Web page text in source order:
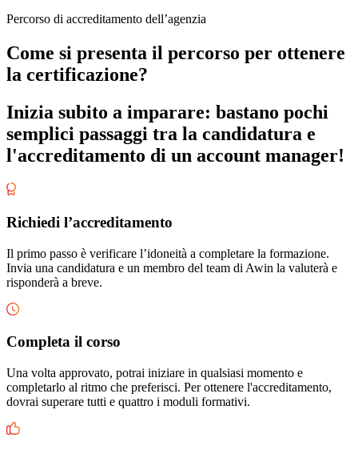
Percorso di accreditamento dell’agenzia
Come si presenta il percorso per ottenere
la certificazione?
Inizia subito a imparare: bastano pochi
semplici passaggi tra la candidatura e
l'accreditamento di un account manager!
Richiedi l’accreditamento
Il primo passo è verificare l’idoneità a completare la formazione.
Invia una candidatura e un membro del team di Awin la valuterà e
risponderà a breve.
Completa il corso
Una volta approvato, potrai iniziare in qualsiasi momento e
completarlo al ritmo che preferisci. Per ottenere l'accreditamento,
dovrai superare tutti e quattro i moduli formativi.